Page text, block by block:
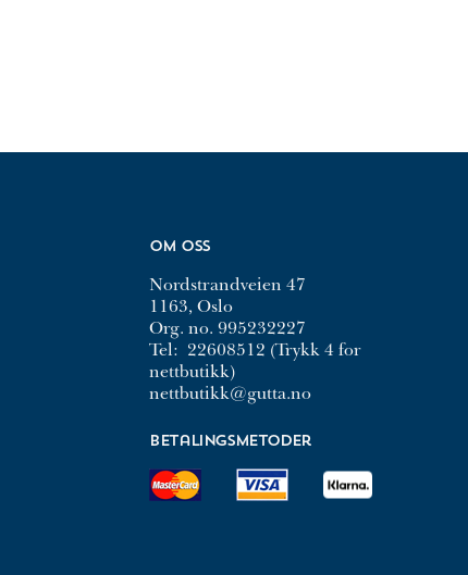
Om oss
Nordstrandveien 47
1163, Oslo
Org. no. 995232227
Tel: 22608512 (Trykk 4 for
nettbutikk)
nettbutikk@gutta.no
Betalingsmetoder